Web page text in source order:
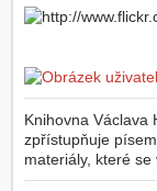
Knihovna Václava
zpřístupňuje
materiály, které se